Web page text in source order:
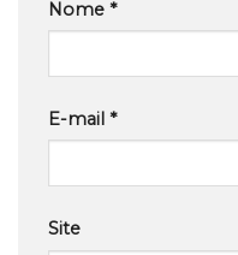
Nome *
E-mail *
Site